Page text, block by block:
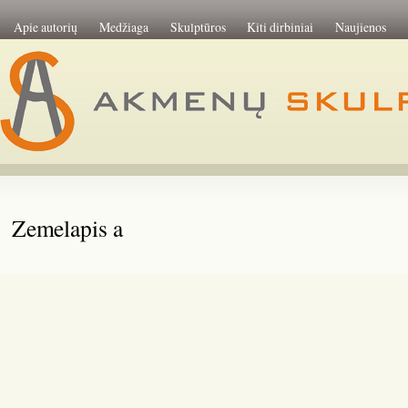
Apie autorių Medžiaga Skulptūros Kiti dirbiniai Naujienos
Zemelapis a